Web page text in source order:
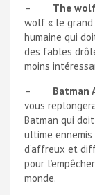
– The
wolf « le grand
humaine qui
des fables
moins
– Batman
vous
Batman qui
ultime ennemis
d’affreux et
pour
monde.